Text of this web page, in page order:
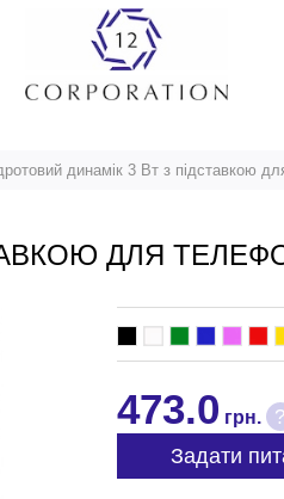
динамік 3 Вт з підставкою
ДЛЯ
473.0 грн. ?
Задати